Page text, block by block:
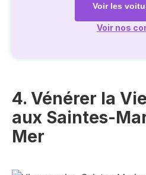
Voir les
Voir nos
4. Vénérer la
aux Saintes-
Mer